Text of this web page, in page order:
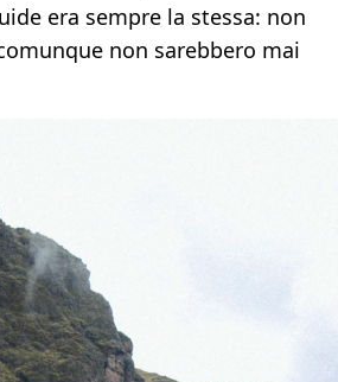
era sempre la stessa: non
non sarebbero mai